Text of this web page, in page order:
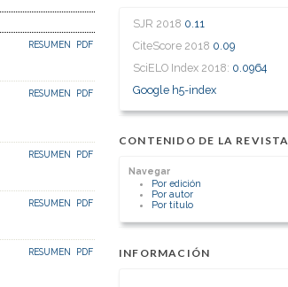
SJR 2018 0.11
CiteScore 2018 0.09
SciELO Index 2018: 0.0964
Google h5-index
CONTENIDO DE LA REVISTA
Navegar
Por edición
Por autor
Por título
INFORMACIÓN
RESUMEN PDF
RESUMEN PDF
RESUMEN PDF
RESUMEN PDF
RESUMEN PDF